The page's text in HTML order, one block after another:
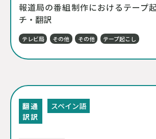
報道局の番組制作におけるテープ
チ・翻訳
テレビ局 その他 その他 テープ起こし
翻
訳
通
訳
スペイン語